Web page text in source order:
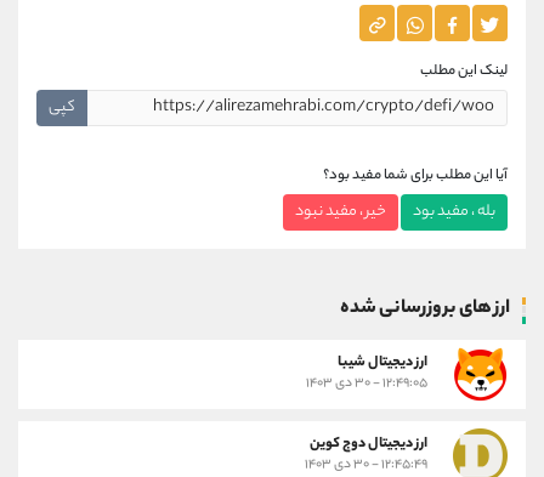
لینک این مطلب
کپی
آیا این مطلب برای شما مفید بود؟
بله ، مفید بود خیر ، مفید نبود
ارز های بروزرسانی شده
ارز ديجيتال شیبا
۱۲:۴۹:۰۵ - ۳۰ دی ۱۴۰۳
ارز دیجیتال دوج کوین
۱۲:۴۵:۴۹ - ۳۰ دی ۱۴۰۳